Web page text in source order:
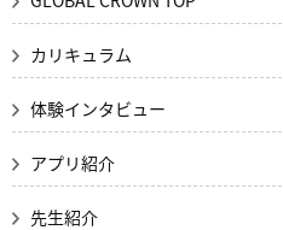
カリキュラム
体験インタビュー
アプリ紹介
先生紹介